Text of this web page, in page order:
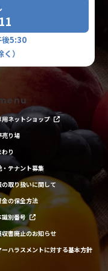
後5:30
）
ネットショップ
売り場
り
テナント募集
取り扱いに関して
の保全方法
別番号
書廃止のお知らせ
ハラスメントに対する基本方針